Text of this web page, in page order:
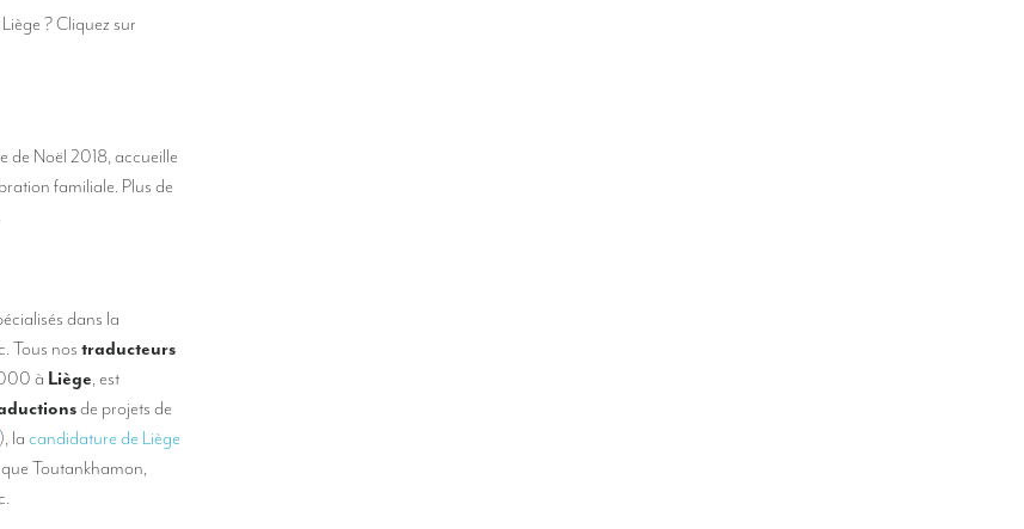
? Cliquez sur
de Noël 2018, accueille
familiale. Plus de
dans la
Tous nostraducteurs
à Liège, est
de projets de
), lacandidature de Liège
Toutankhamon,